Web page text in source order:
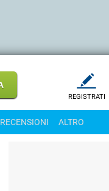
REGISTRATI
RECENSIONI ALTRO